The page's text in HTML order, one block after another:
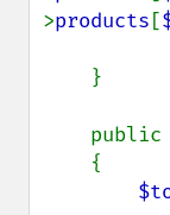
>products [